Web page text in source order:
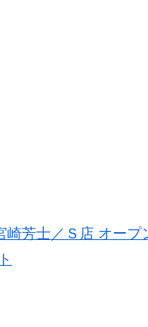
芳士／Ｓ店 オープ